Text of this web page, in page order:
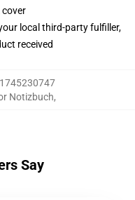
cover
local third-party fulfiller,
received
Notizbuch,
Say